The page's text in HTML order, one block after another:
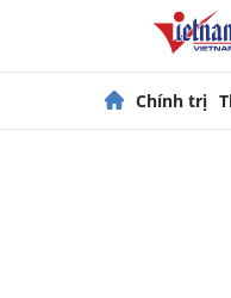
Chính trị